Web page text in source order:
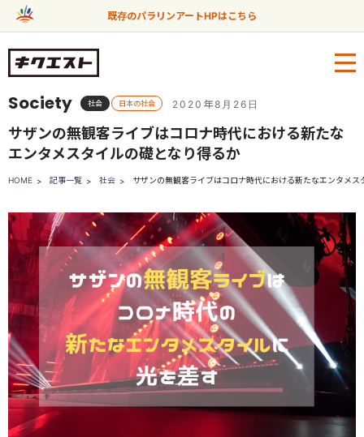
既存のパラリンアートHPはこちら
Society 社会 日本の社会 2020年8月26日
サザンの無観客ライブはコロナ時代における新たな
エンタメスタイルの礎となり得るか
HOME 記事一覧 社会 サザンの無観客ライブはコロナ時代における新たなエンタメス